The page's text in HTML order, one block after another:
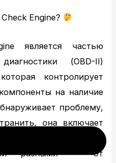
Engine?
является частью
(OBD-II)
контролирует
на наличие
проблему,
она включает
разными — от